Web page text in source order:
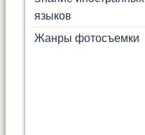
языков
Жанры фотосъемки